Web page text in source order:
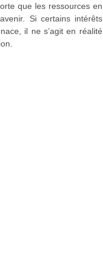
que les ressources en
Si certains intérêts
il ne s’agit en réalité